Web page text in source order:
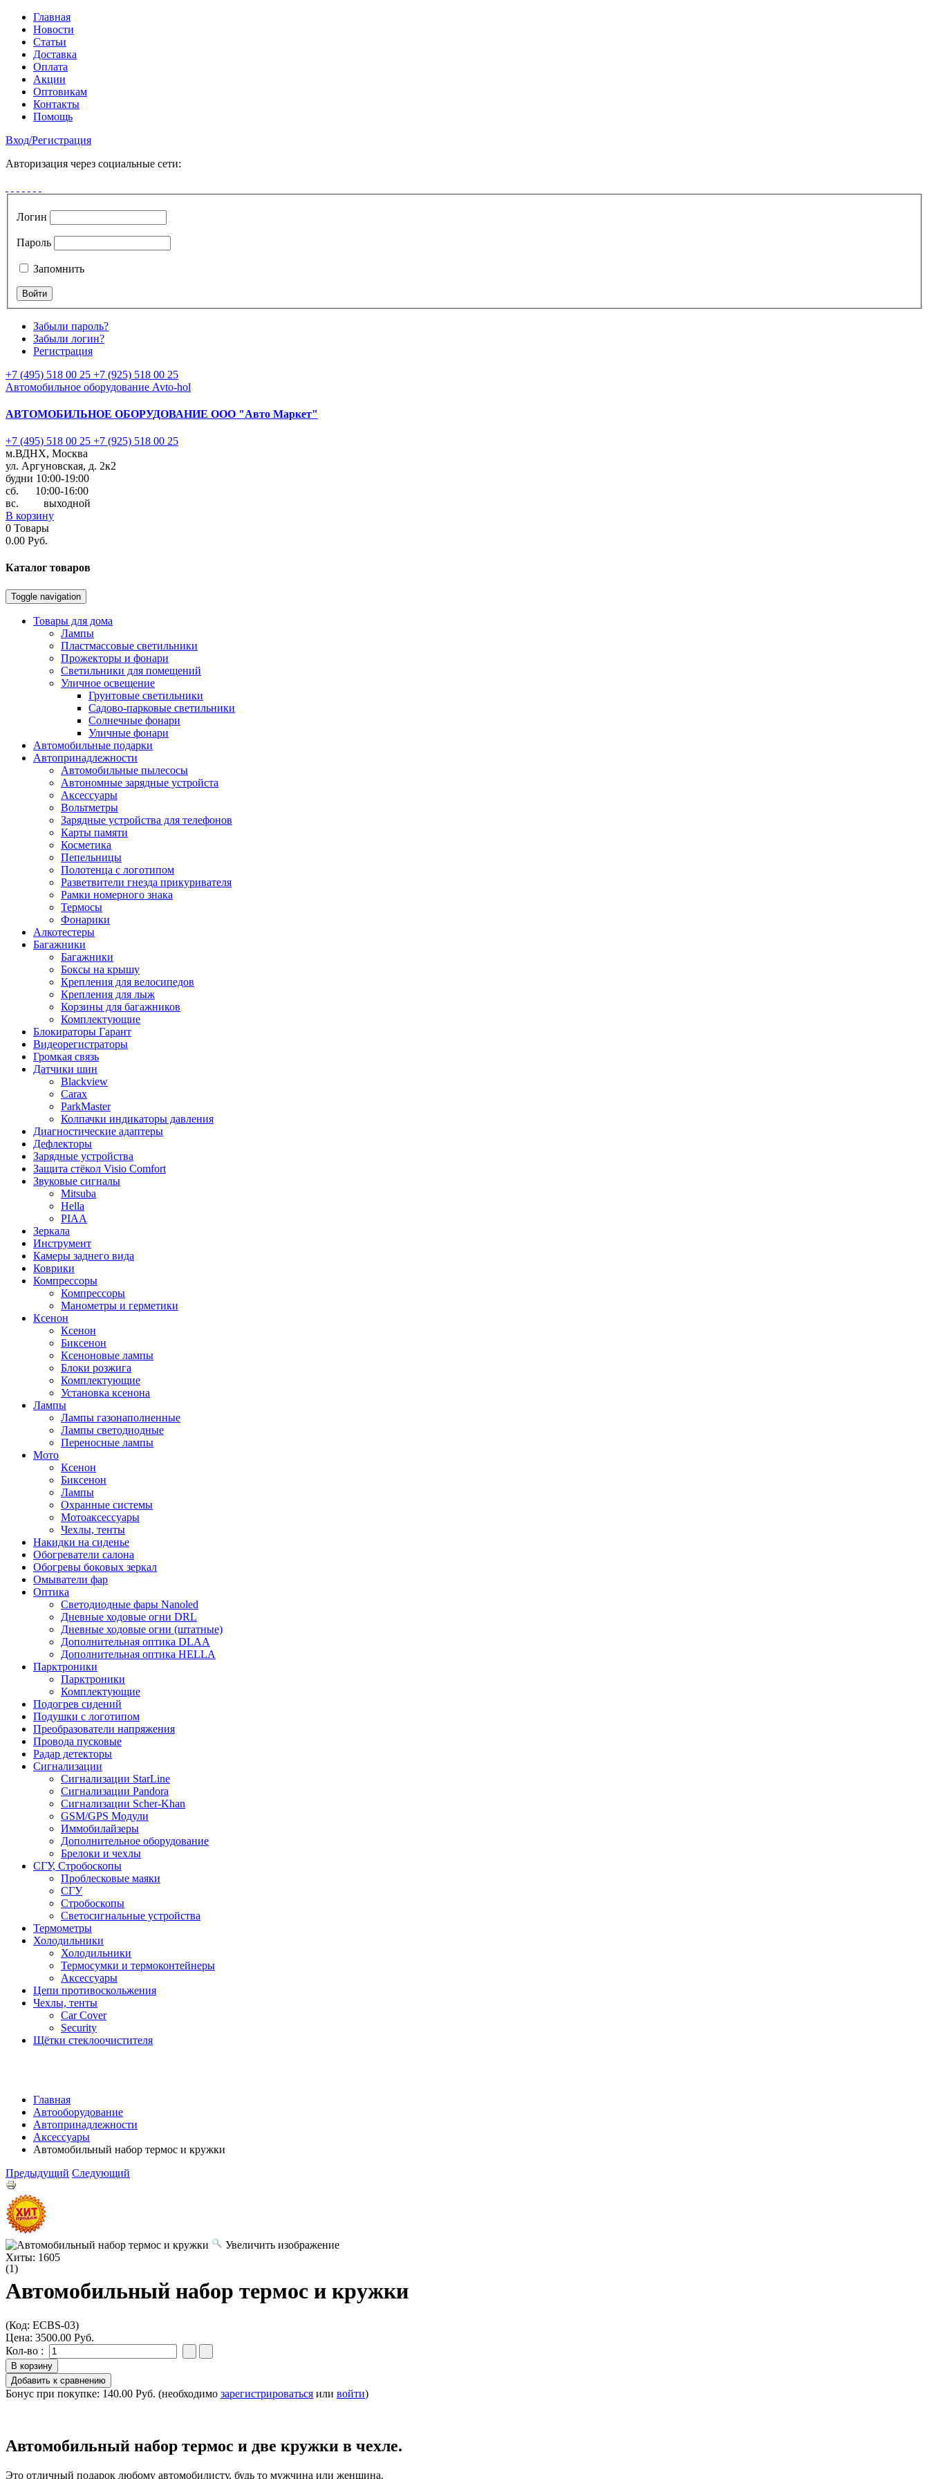
Главная
Новости
Статьи
Доставка
Оплата
Акции
Оптовикам
Контакты
Помощь
Вход/Регистрация
Авторизация через социальные сети:
Логин
Пароль
Запомнить
Забыли пароль?
Забыли логин?
Регистрация
+7 (495) 518 00 25 +7 (925) 518 00 25
Автомобильное оборудование Avto-hol
АВТОМОБИЛЬНОЕ ОБОРУДОВАНИЕ ООО "Авто Маркет"
+7 (495) 518 00 25 +7 (925) 518 00 25
м.ВДНХ, Москва
ул. Аргуновская, д. 2к2
будни 10:00-19:00
cб. 10:00-16:00
вс. выходной
В корзину
0 Товары
0.00 Руб.
Каталог товаров
Toggle navigation
Товары для дома
Лампы
Пластмассовые светильники
Прожекторы и фонари
Светильники для помещений
Уличное освещение
Грунтовые светильники
Садово-парковые светильники
Солнечные фонари
Уличные фонари
Автомобильные подарки
Автопринадлежности
Автомобильные пылесосы
Автономные зарядные устройста
Аксессуары
Вольтметры
Зарядные устройства для телефонов
Карты памяти
Косметика
Пепельницы
Полотенца с логотипом
Разветвители гнезда прикуривателя
Рамки номерного знака
Термосы
Фонарики
Алкотестеры
Багажники
Багажники
Боксы на крышу
Крепления для велосипедов
Крепления для лыж
Корзины для багажников
Комплектующие
Блокираторы Гарант
Видеорегистраторы
Громкая связь
Датчики шин
Blackview
Carax
ParkMaster
Колпачки индикаторы давления
Диагностические адаптеры
Дефлекторы
Зарядные устройства
Защита стёкол Visio Comfort
Звуковые сигналы
Mitsuba
Hella
PIAA
Зеркала
Инструмент
Камеры заднего вида
Коврики
Компрессоры
Компрессоры
Манометры и герметики
Ксенон
Ксенон
Биксенон
Ксеноновые лампы
Блоки розжига
Комплектующие
Установка ксенона
Лампы
Лампы газонаполненные
Лампы светодиодные
Переносные лампы
Мото
Ксенон
Биксенон
Лампы
Охранные системы
Мотоаксессуары
Чехлы, тенты
Накидки на сиденье
Обогреватели салона
Обогревы боковых зеркал
Омыватели фар
Оптика
Светодиодные фары Nanoled
Дневные ходовые огни DRL
Дневные ходовые огни (штатные)
Дополнительная оптика DLAA
Дополнительная оптика HELLA
Парктроники
Парктроники
Комплектующие
Подогрев сидений
Подушки с логотипом
Преобразователи напряжения
Провода пусковые
Радар детекторы
Сигнализации
Сигнализации StarLine
Сигнализации Pandora
Сигнализации Scher-Khan
GSM/GPS Модули
Иммобилайзеры
Дополнительное оборудование
Брелоки и чехлы
СГУ, Стробоскопы
Проблесковые маяки
СГУ
Стробоскопы
Светосигнальные устройства
Термометры
Холодильники
Холодильники
Термосумки и термоконтейнеры
Аксессуары
Цепи противоскольжения
Чехлы, тенты
Car Cover
Security
Щётки стеклоочистителя
Главная
Автооборудование
Автопринадлежности
Аксессуары
Автомобильный набор термос и кружки
Предыдущий Следующий
Увеличить изображение
Хиты: 1605
(1)
Автомобильный набор термос и кружки
(Код: ECBS-03)
Цена: 3500.00 Руб.
Кол-во :
Бонус при покупке: 140.00 Руб. (необходимо зарегистрироваться или войти)
Автомобильный набор термос и две кружки в чехле.
Это отличный подарок любому автомобилисту, будь то мужчина или женщина.